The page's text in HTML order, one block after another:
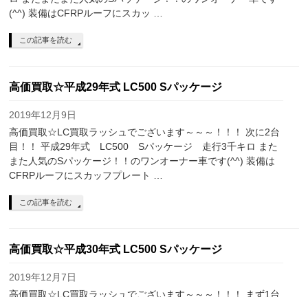
(^^) 装備はCFRPルーフにスカッ …
この記事を読む
高価買取☆平成29年式 LC500 Sパッケージ
2019年12月9日
高価買取☆LC買取ラッシュでございます～～～！！！ 次に2台
目！！ 平成29年式 LC500 Sパッケージ 走行3千キロ また
また人気のSパッケージ！！のワンオーナー車です(^^) 装備は
CFRPルーフにスカッフプレート …
この記事を読む
高価買取☆平成30年式 LC500 Sパッケージ
2019年12月7日
高価買取☆LC買取ラッシュでございます～～～！！！ まず1台